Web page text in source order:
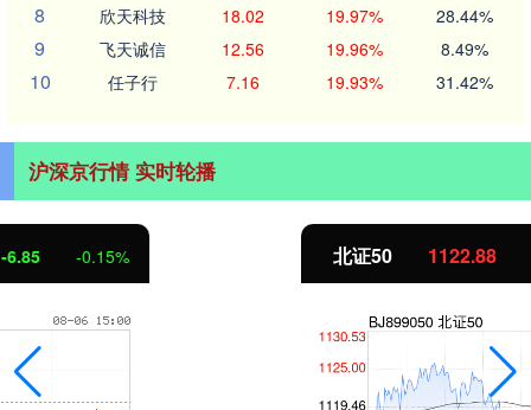
8 欣天科技 18.02 19.97% 28.44%
9 飞天诚信 12.56 19.96% 8.49%
10 任子行 7.16 19.93% 31.42%
沪深京行情 实时轮播
北证50 3.42 0.30%